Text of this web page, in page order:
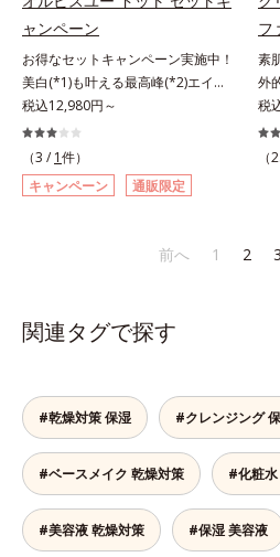
配
に
ツ
ス
油
湿
クティベーター(*9)」を配合。そし
て、従来から配合している美白(*1)
有効成分「トラネキサム酸」を配合
しました。さらに、シリーズ共通の
美容成分「GLルートブースター
(*10)」を配合することで、肌のふ
っくら感や透明感を叶えます。美白
ケアしながら多角的なエイジングケ
アが叶うシリーズに。3ステップで
果的なシナジー設計で、あなたのエ
イジングケアを応援します。*1 メ
オルビス内スキンケアシリーズの保
る*6 乾燥、ハリ・ツヤのなさ
*7 乾燥による*8 保湿成分*9
ロニセラカエルレア果汁、ノバラエ
キス配合＝うるおいを与えハリと透
明感に満ちた肌へ導く保湿成分
*10 メマツヨイグサ抽出液、スイ
カズラエキス配合＝角層のすみずみ
美
ィ
て
有
し
美
と
る
*8
保
果
を
ャンペーン
お得なセットキャンペーン実施中！
美白(*1)も叶える最高峰(*2)エイジ
ングケア(*3)。ハリも透明感(*4)も
結果主義。年齢サイン(*5)の因子に
着目した肌科学エイジングケア(*3)
シリーズ。オルビスユー ドットシ
リーズは、年齢による肌悩み一つ一
ていることの根本原因に着目。加齢
とともに現れる年齢サイン(*5)につ
くすみ(*6)などが現れている状態で
ていることが分かりました。そこで
オルビスユー ドットシリーズは美
容成分(*7)として「G.D.F.アクティ
ベーター(*8)」を配合。そして、従
来から配合している美白有効成分
「トラネキサム酸」を配合しまし
た。さらに、シリーズ共通の美容成
税込12,980円～
（3 / 1件）
キャンペーン
通販限定
フ
素
外
ー
と
和
肌
合
く
税
（
前へ 1 2 3
関連タグで探す
#乾燥対策 保湿 #クレンジング
#ベースメイク 乾燥対策 #化粧
#美容液 乾燥対策 #保湿 美容液